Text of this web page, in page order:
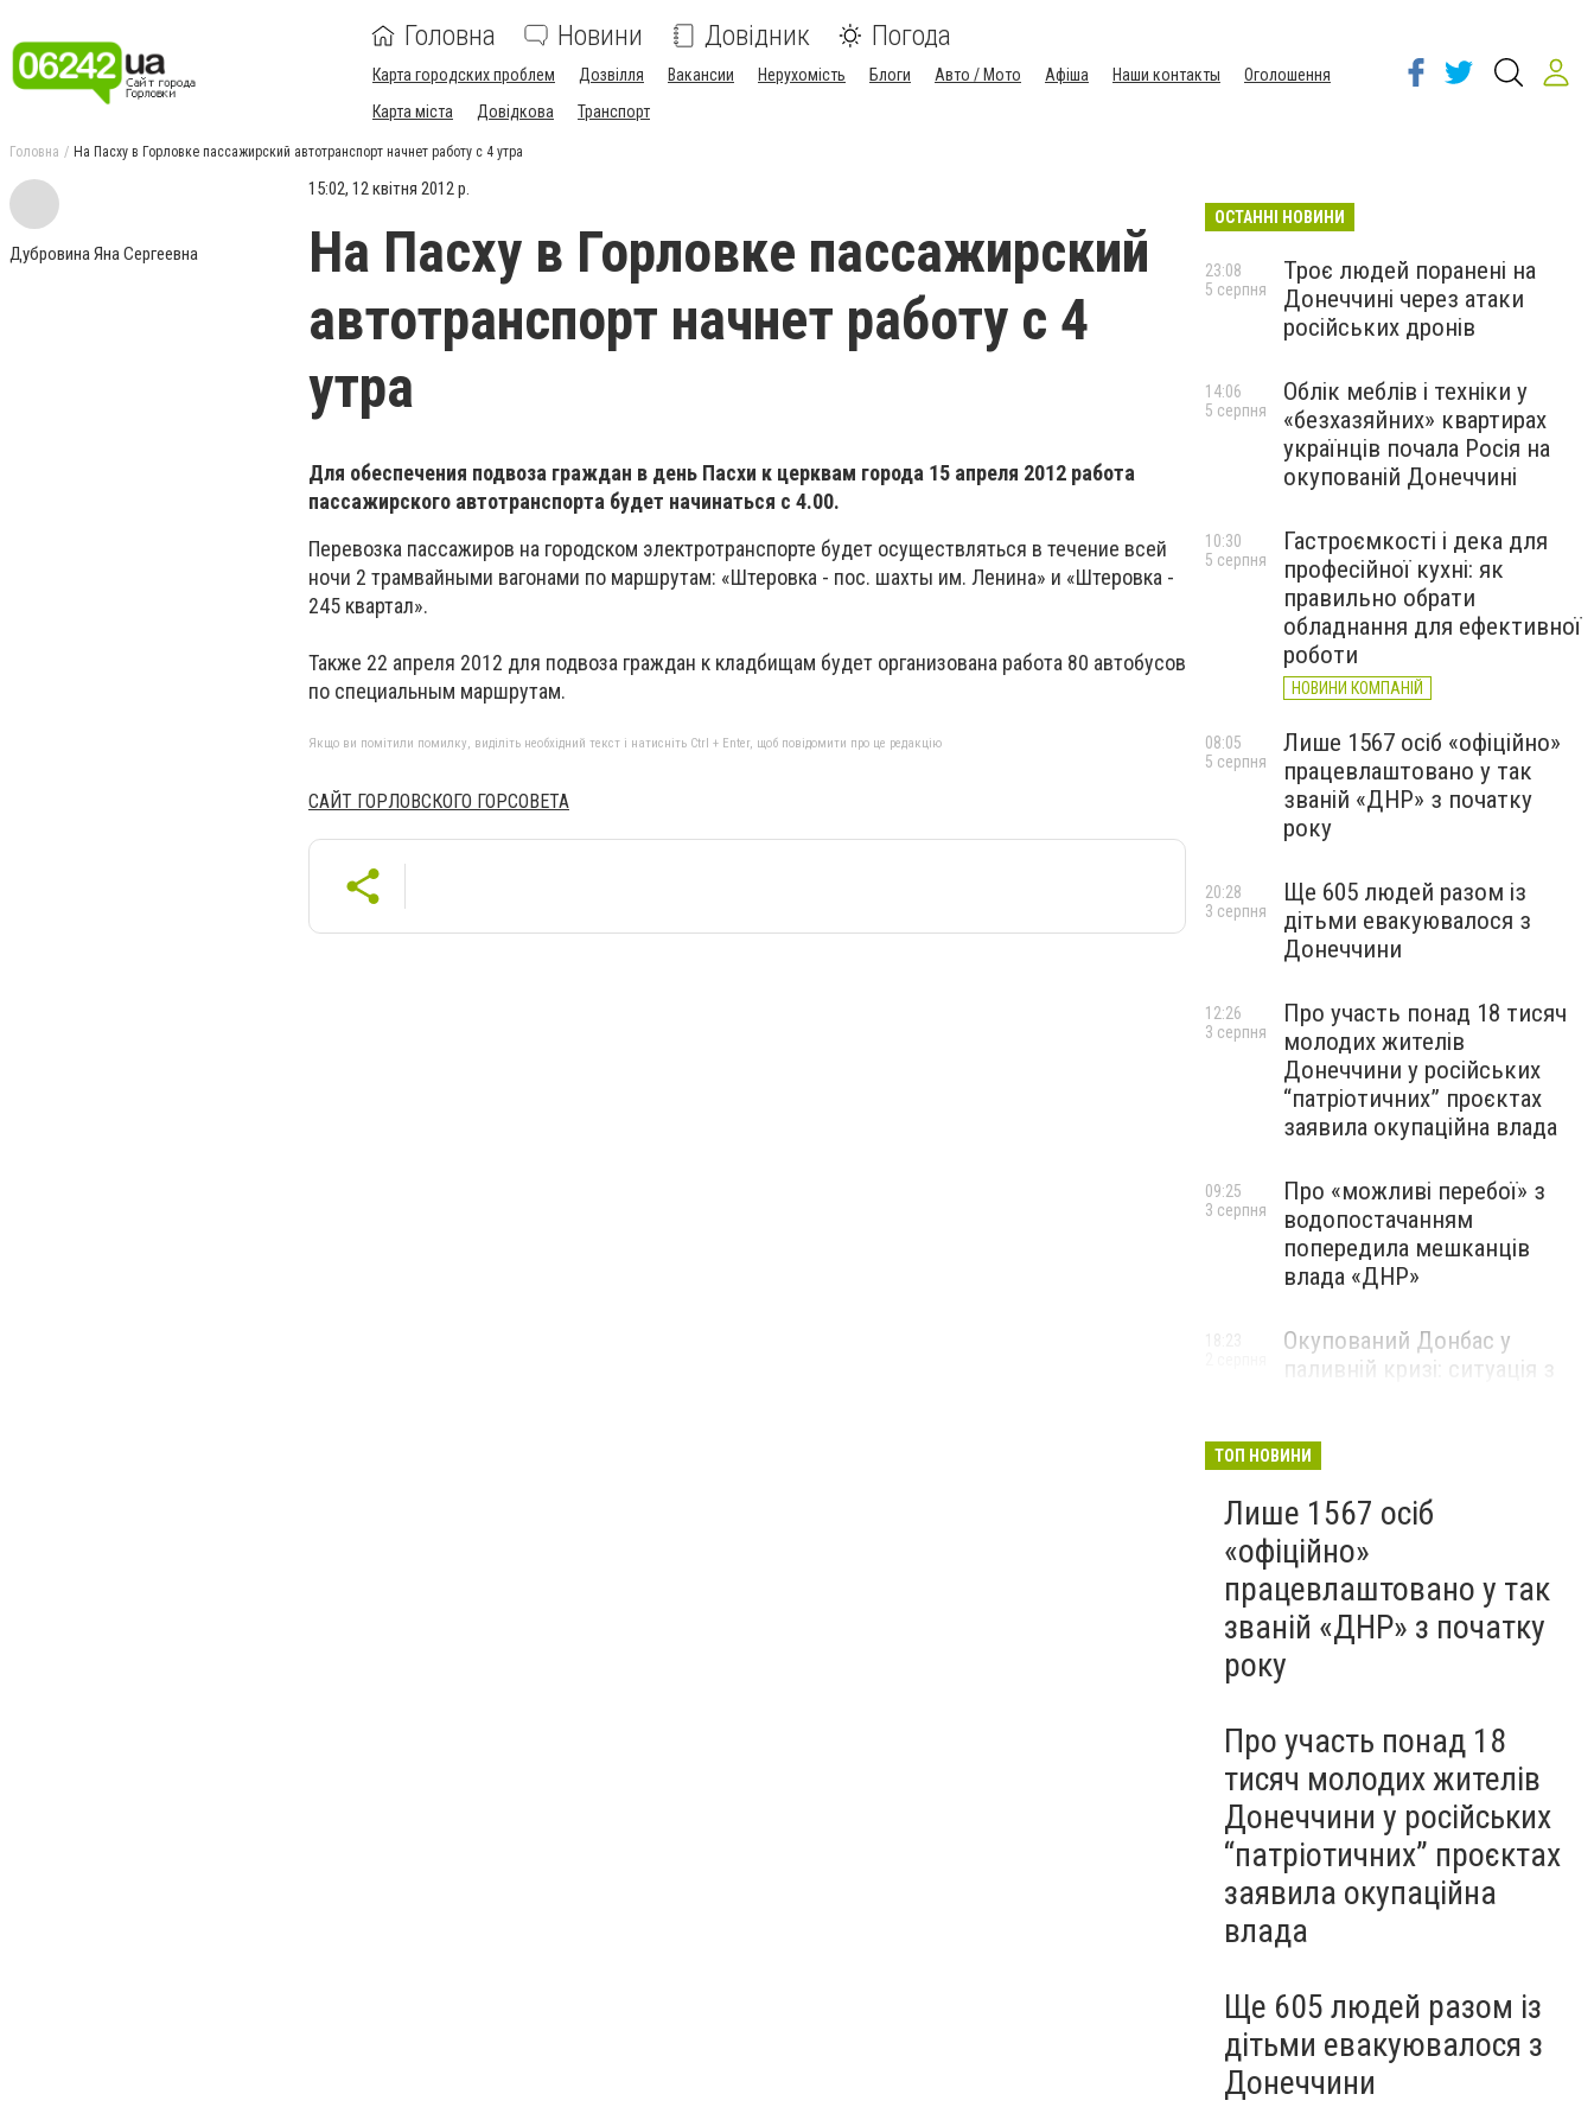
Головна Новини Довідник Погода
Карта городских проблем Дозвілля Вакансии Нерухомість Блоги Авто / Мото Афіша Наши контакты
Оголошення
Карта міста
Довідкова Транспорт
Головна На Пасху в Горловке пассажирский автотранспорт начнет работу с 4 утра
Дубровина Яна Сергеевна
15:02, 12 квітня 2012 р.
На Пасху в Горловке пассажирский
автотранспорт начнет работу с 4
утра
Для обеспечения подвоза граждан в день Пасхи к церквам города 15 апреля 2012 работа
пассажирского автотранспорта будет начинаться с 4.00.
Перевозка пассажиров на городском электротранспорте будет осуществляться в течение всей
ночи 2 трамвайными вагонами по маршрутам: «Штеровка - пос. шахты им. Ленина» и «Штеровка -
245 квартал».
Также 22 апреля 2012 для подвоза граждан к кладбищам будет организована работа 80 автобусов
по специальным маршрутам.
Якщо ви помітили помилку, виділіть необхідний текст і натисніть Ctrl + Enter, щоб повідомити про це редакцію
САЙТ ГОРЛОВСКОГО ГОРСОВЕТА
ОСТАННІ НОВИНИ
Троє людей поранені на
Донеччині через атаки
російських дронів
23:08
5 серпня
Облік меблів і техніки у
«безхазяйних» квартирах
українців почала Росія на
окупованій Донеччині
14:06
5 серпня
Гастроємкості і дека для
професійної кухні: як
правильно обрати
обладнання для ефективної
роботи
НОВИНИ КОМПАНІЙ
10:30
5 серпня
Лише 1567 осіб «офіційно»
працевлаштовано у так
званій «ДНР» з початку
року
08:05
5 серпня
Ще 605 людей разом із
дітьми евакуювалося з
Донеччини
20:28
3 серпня
Про участь понад 18 тисяч
молодих жителів
Донеччини у російських
“патріотичних” проєктах
заявила окупаційна влада
12:26
3 серпня
Про «можливі перебої» з
водопостачанням
попередила мешканців
влада «ДНР»
09:25
3 серпня
Окупований Донбас у
паливній кризі: ситуація з
ТОП НОВИНИ
Лише 1567 осіб
«офіційно»
працевлаштовано у так
званій «ДНР» з початку
року
Про участь понад 18
тисяч молодих жителів
Донеччини у російських
“патріотичних” проєктах
заявила окупаційна
влада
Ще 605 людей разом із
дітьми евакуювалося з
Донеччини